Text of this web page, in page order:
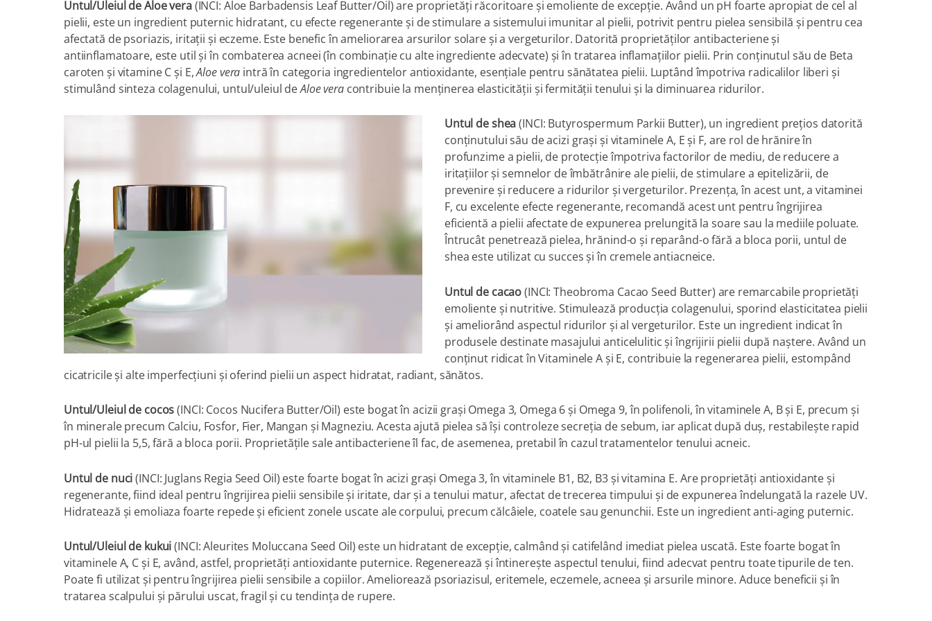
Untul/Uleiul de Aloe vera(INCI: Aloe Barbadensis Leaf Butter/Oil) are proprietăţi răcoritoare şi emoliente de excepţie. Având un pH foarte apropiat de cel al
pielii, este un ingredient puternic hidratant, cu efecte regenerante şi de stimulare a sistemului imunitar al pielii, potrivit pentru pielea sensibilă şi pentru cea
afectată de psoriazis, iritaţii şi eczeme. Este benefic în ameliorarea arsurilor solare şi a vergeturilor. Datorită proprietăţilor antibacteriene şi
antiinflamatoare, este util şi în combaterea acneei (în combinaţie cu alte ingrediente adecvate) şi în tratarea inflamaţiilor pielii. Prin conţinutul său de Beta
caroten şi vitamine C şi E,Aloe vera intră în categoria ingredientelor antioxidante, esenţiale pentru sănătatea pielii. Luptând împotriva radicalilor liberi şi
stimulând sinteza colagenului, untul/uleiul deAloe veracontribuie la menţinerea elasticităţii şi fermităţii tenului şi la diminuarea ridurilor.
Untul de shea(INCI: Butyrospermum Parkii Butter), un ingredient preţios datorită
conţinutului său de acizi graşi şi vitaminele A, E şi F, are rol de hrănire în
profunzime a pielii, de protecţie împotriva factorilor de mediu, de reducere a
iritaţiilor şi semnelor de îmbătrânire ale pielii, de stimulare a epitelizării, de
prevenire şi reducere a ridurilor şi vergeturilor. Prezenţa, în acest unt, a vitaminei
F, cu excelente efecte regenerante, recomandă acest unt pentru îngrijirea
eficientă a pielii afectate de expunerea prelungită la soare sau la mediile poluate.
Întrucât penetrează pielea, hrănind-o şi reparând-o fără a bloca porii, untul de
shea este utilizat cu succes şi în cremele antiacneice.
Untul de cacao(INCI: Theobroma Cacao Seed Butter) are remarcabile proprietăţi
emoliente şi nutritive. Stimulează producția colagenului, sporind elasticitatea pielii
şi ameliorând aspectul ridurilor şi al vergeturilor. Este un ingredient indicat în
produsele destinate masajului anticelulitic şi îngrijirii pielii după naştere. Având un
conţinut ridicat în Vitaminele A şi E, contribuie la regenerarea pielii, estompând
cicatricile şi alte imperfecţiuni şi oferind pielii un aspect hidratat, radiant, sănătos.
Untul/Uleiul de cocos(INCI: Cocos Nucifera Butter/Oil) este bogat în acizii graşi Omega 3, Omega 6 şi Omega 9, în polifenoli, în vitaminele A, B şi E, precum şi
în minerale precum Calciu, Fosfor, Fier, Mangan şi Magneziu. Acesta ajută pielea să îşi controleze secreţia de sebum, iar aplicat după duş, restabileşte rapid
pH-ul pielii la 5,5, fără a bloca porii. Proprietăţile sale antibacteriene îl fac, de asemenea, pretabil în cazul tratamentelor tenului acneic.
Untul de nuci(INCI: Juglans Regia Seed Oil) este foarte bogat în acizi graşi Omega 3, în vitaminele B1, B2, B3 şi vitamina E. Are proprietăţi antioxidante şi
regenerante, fiind ideal pentru îngrijirea pielii sensibile şi iritate, dar şi a tenului matur, afectat de trecerea timpului şi de expunerea îndelungată la razele UV.
Hidratează şi emoliaza foarte repede şi eficient zonele uscate ale corpului, precum călcâiele, coatele sau genunchii. Este un ingredient anti-aging puternic.
Untul/Uleiul de kukui(INCI: Aleurites Moluccana Seed Oil) este un hidratant de excepţie, calmând şi catifelând imediat pielea uscată. Este foarte bogat în
vitaminele A, C şi E, având, astfel, proprietăţi antioxidante puternice. Regenerează şi întinereşte aspectul tenului, fiind adecvat pentru toate tipurile de ten.
Poate fi utilizat şi pentru îngrijirea pielii sensibile a copiilor. Ameliorează psoriazisul, eritemele, eczemele, acneea şi arsurile minore. Aduce beneficii şi în
tratarea scalpului şi părului uscat, fragil şi cu tendinţa de rupere.